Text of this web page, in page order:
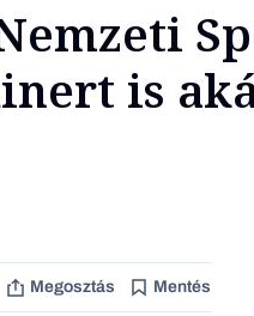
is
Megosztás Mentés